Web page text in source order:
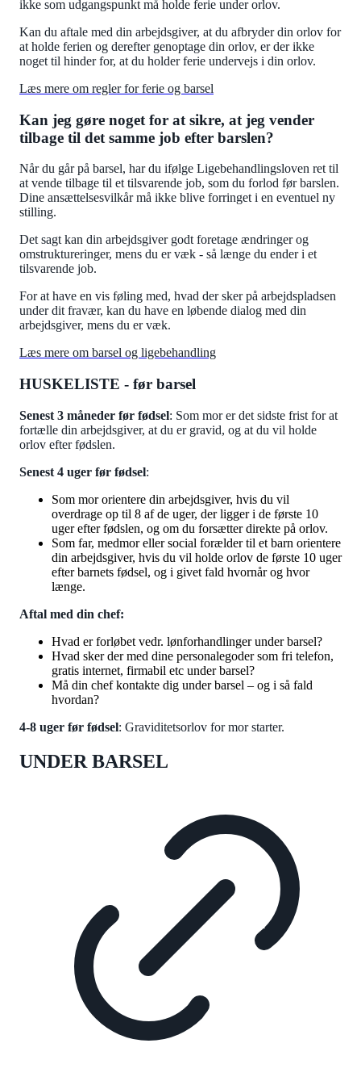
ikke som udgangspunkt må holde ferie under orlov.
Kan du aftale med din arbejdsgiver, at du afbryder din orlov for
at holde ferien og derefter genoptage din orlov, er der ikke
noget til hinder for, at du holder ferie undervejs i din orlov.
Læs mere om regler for ferie og barsel
Kan jeg gøre noget for at sikre, at jeg vender
tilbage til det samme job efter barslen?
Når du går på barsel, har du ifølge Ligebehandlingsloven ret til
at vende tilbage til et tilsvarende job, som du forlod før barslen.
Dine ansættelsesvilkår må ikke blive forringet i en eventuel ny
stilling.
Det sagt kan din arbejdsgiver godt foretage ændringer og
omstruktureringer, mens du er væk - så længe du ender i et
tilsvarende job.
For at have en vis føling med, hvad der sker på arbejdspladsen
under dit fravær, kan du have en løbende dialog med din
arbejdsgiver, mens du er væk.
Læs mere om barsel og ligebehandling
HUSKELISTE - før barsel
Senest 3 måneder før fødsel: Som mor er det sidste frist for at
fortælle din arbejdsgiver, at du er gravid, og at du vil holde
orlov efter fødslen.
Senest 4 uger før fødsel:
Som mor orientere din arbejdsgiver, hvis du vil
overdrage op til 8 af de uger, der ligger i de første 10
uger efter fødslen, og om du forsætter direkte på orlov.
Som far, medmor eller social forælder til et barn orientere
din arbejdsgiver, hvis du vil holde orlov de første 10 uger
efter barnets fødsel, og i givet fald hvornår og hvor
længe.
Aftal med din chef:
Hvad er forløbet vedr. lønforhandlinger under barsel?
Hvad sker der med dine personalegoder som fri telefon,
gratis internet, firmabil etc under barsel?
Må din chef kontakte dig under barsel – og i så fald
hvordan?
4-8 uger før fødsel: Graviditetsorlov for mor starter.
UNDER BARSEL